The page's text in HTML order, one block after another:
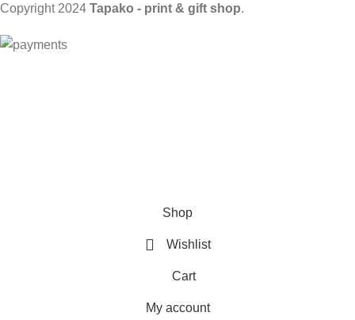
Copyright 2024 Tapako - print & gift shop.
Shop
Wishlist
Cart
My account